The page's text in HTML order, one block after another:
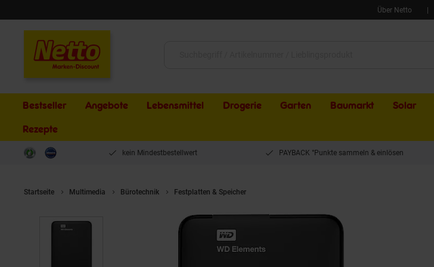
Über Netto
Bestseller Angebote Lebensmittel Drogerie Garten Baumarkt Solar
Rezepte
kein Mindestbestellwert PAYBACK °Punkte sammeln & einlösen
Startseite Multimedia Bürotechnik Festplatten & Speicher